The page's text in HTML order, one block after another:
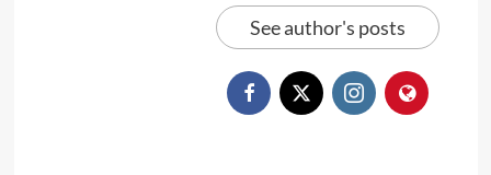
See author's posts